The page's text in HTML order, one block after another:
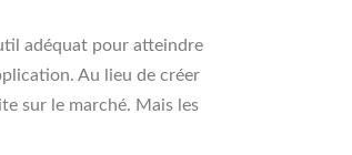
adéquat pour atteindre
Au lieu de créer
sur le marché. Mais les